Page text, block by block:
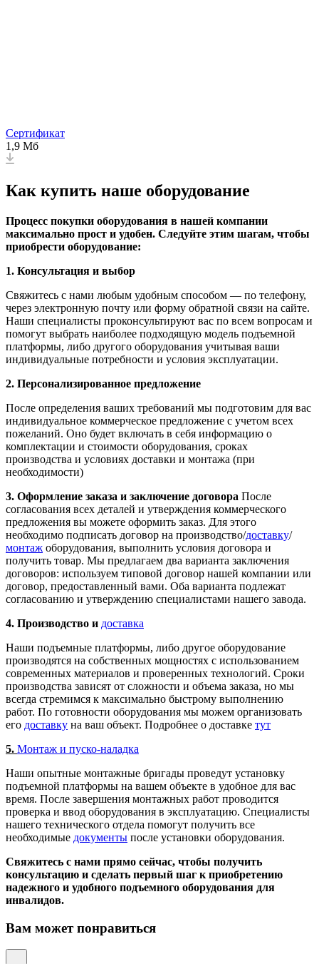
Сертификат
1,9 Мб
Как купить наше оборудование
Процесс покупки оборудования в нашей компании
максимально прост и удобен. Следуйте этим шагам, чтобы
приобрести оборудование:
1. Консультация и выбор
Свяжитесь с нами любым удобным способом — по телефону,
через электронную почту или форму обратной связи на сайте.
Наши специалисты проконсультируют вас по всем вопросам и
помогут выбрать наиболее подходящую модель подъемной
платформы, либо другого оборудования учитывая ваши
индивидуальные потребности и условия эксплуатации.
2. Персонализированное предложение
После определения ваших требований мы подготовим для вас
индивидуальное коммерческое предложение с учетом всех
пожеланий. Оно будет включать в себя информацию о
комплектации и стоимости оборудования, сроках
производства и условиях доставки и монтажа (при
необходимости)
3. Оформление заказа и заключение договора После
согласования всех деталей и утверждения коммерческого
предложения вы можете оформить заказ. Для этого
необходимо подписать договор на производство/доставку/
монтаж оборудования, выполнить условия договора и
получить товар. Мы предлагаем два варианта заключения
договоров: используем типовой договор нашей компании или
договор, предоставленный вами. Оба варианта подлежат
согласованию и утверждению специалистами нашего завода.
4. Производство и доставка
Наши подъемные платформы, либо другое оборудование
производятся на собственных мощностях с использованием
современных материалов и проверенных технологий. Сроки
производства зависят от сложности и объема заказа, но мы
всегда стремимся к максимально быстрому выполнению
работ. По готовности оборудования мы можем организовать
его доставку на ваш объект. Подробнее о доставке тут
5. Монтаж и пуско-наладка
Наши опытные монтажные бригады проведут установку
подъемной платформы на вашем объекте в удобное для вас
время. После завершения монтажных работ проводится
проверка и ввод оборудования в эксплуатацию. Специалисты
нашего технического отдела помогут получить все
необходимые документы после установки оборудования.
Свяжитесь с нами прямо сейчас, чтобы получить
консультацию и сделать первый шаг к приобретению
надежного и удобного подъемного оборудования для
инвалидов.
Вам может понравиться